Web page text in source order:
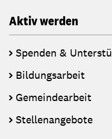
Aktiv werden
Spenden &
Bildungsarbeit
Gemeindearbeit
Stellenangebote